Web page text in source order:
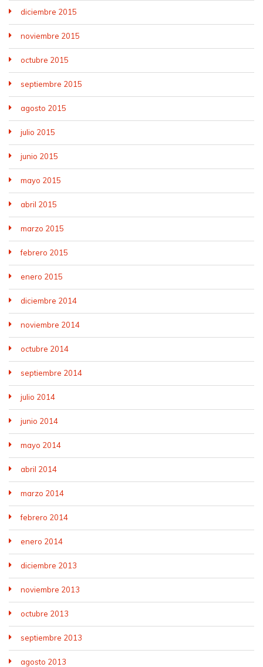
diciembre 2015
noviembre 2015
octubre 2015
septiembre 2015
agosto 2015
julio 2015
junio 2015
mayo 2015
abril 2015
marzo 2015
febrero 2015
enero 2015
diciembre 2014
noviembre 2014
octubre 2014
septiembre 2014
julio 2014
junio 2014
mayo 2014
abril 2014
marzo 2014
febrero 2014
enero 2014
diciembre 2013
noviembre 2013
octubre 2013
septiembre 2013
agosto 2013